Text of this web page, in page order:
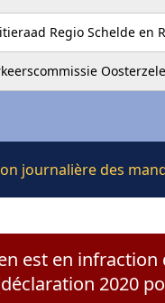
Regio Schelde en
Oosterzele
journalière des
est en
2020